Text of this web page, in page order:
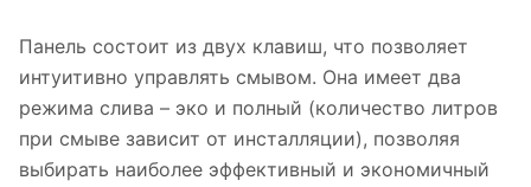
Панель состоит из двух клавиш, что позволяет
интуитивно управлять смывом. Она имеет два
режима слива – эко и полный (количество литров
при смыве зависит от инсталляции), позволяя
выбирать наиболее эффективный и экономичный